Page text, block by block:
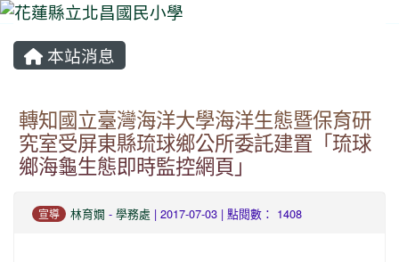
本站消息
轉知國立臺灣海洋大學海洋生態暨保育研
究室受屏東縣琉球鄉公所委託建置「琉球
鄉海龜生態即時監控網頁」
宣導 林育嫺 - 學務處 | 2017-07-03 | 點閱數： 1408